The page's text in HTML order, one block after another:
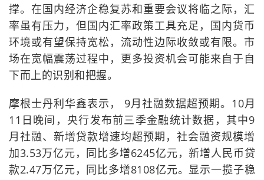
撑。在国内经济企稳复苏和重要会议将临之际，汇
率虽有压力，但国内汇率政策工具充足，国内货币
环境或有望保持宽松，流动性边际收敛或有限。市
场在宽幅震荡过程中，更多投资机会可能来自于自
下而上的识别和把握。
摩根士丹利华鑫表示， 9月社融数据超预期。10月
11日晚间，央行发布前三季金融统计数据，其中9
月社融、新增贷款增速均超预期，社会融资规模增
加3.53万亿元，同比多增6245亿元，新增人民币贷
款2.47万亿元，同比多增8108亿元。显示一揽子稳